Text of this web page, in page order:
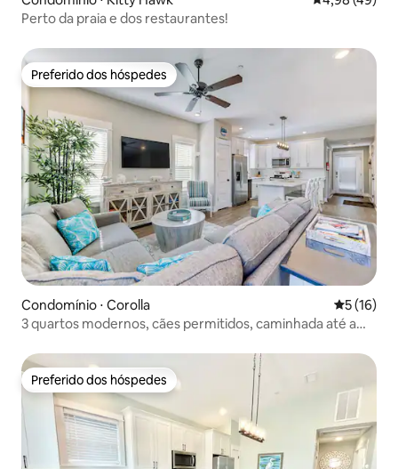
Perto da praia e dos restaurantes!
Preferido dos hóspedes
Preferido dos hóspedes
Condomínio ⋅ Corolla 5 de uma
5 (16)
3 quartos modernos, cães permitidos, caminhada até a
Preferido dos hóspedes
Preferido dos hóspedes